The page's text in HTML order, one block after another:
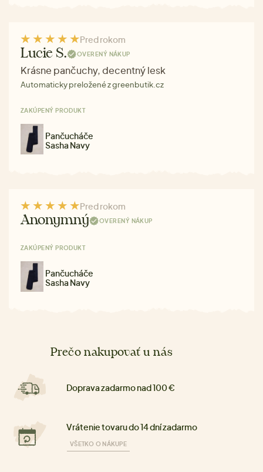
Pred rokom
Lucie S. OVERENÝ NÁKUP
Krásne pančuchy, decentný lesk
Automaticky preložené z greenbutik.cz
ZAKÚPENÝ PRODUKT
Pančucháče
Sasha Navy
Pred rokom
Anonymný OVERENÝ NÁKUP
ZAKÚPENÝ PRODUKT
Pančucháče
Sasha Navy
Prečo nakupovať u nás
Doprava zadarmo nad 100 €
Vrátenie tovaru do 14 dní zadarmo
VŠETKO O NÁKUPE